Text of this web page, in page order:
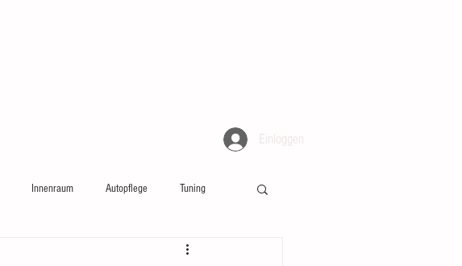
Innenraum Autopflege Tuning